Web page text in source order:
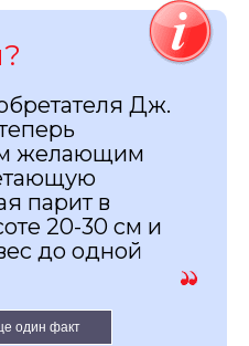
Дж.
желающим
парит в
20-30 см и
до одной
один факт